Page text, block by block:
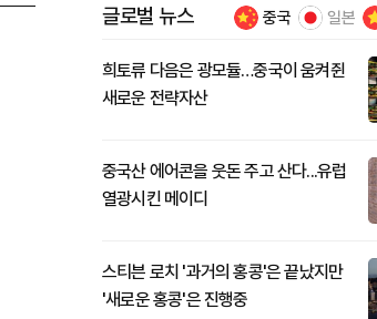
글로벌 뉴스 중국 일본
희토류 다음은 광모듈…중국이 움켜쥔
새로운 전략자산
중국산 에어콘을 웃돈 주고 산다...유럽
열광시킨 메이디
스티븐 로치 '과거의 홍콩'은 끝났지만
'새로운 홍콩'은 진행중